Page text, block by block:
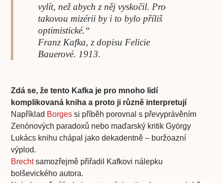
vylít, než abych z něj vyskočil. Pro
takovou mizérii by i to bylo příliš
optimistické.“
Franz Kafka, z dopisu Felicie
Bauerové. 1913.
Zdá se, že tento Kafka je pro mnoho lidí
komplikovaná kniha a proto ji různě interpretují
Například Borges si příběh porovnal s převyprávěním
Zenónových paradoxů nebo maďarský kritik György
Lukács knihu chápal jako dekadentně – buržoazní
výplod.
Brechtsamozřejmě přiřadil Kafkovi nálepku
bolševického autora.